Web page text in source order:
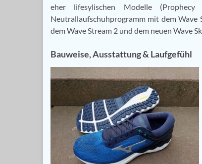
eher lifesylischen Modelle
Neutrallaufschuhprogramm mit dem Wave
dem Wave Stream 2 und dem neuen Wave
Bauweise, Ausstattung & Laufgefühl